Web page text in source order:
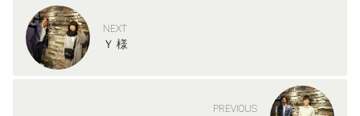
NEXT
Ｙ 様
PREVIOUS